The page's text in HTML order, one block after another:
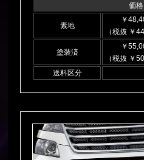
価格
素地
￥
（税抜 ￥
塗装済
￥
（税抜 ￥
送料区分